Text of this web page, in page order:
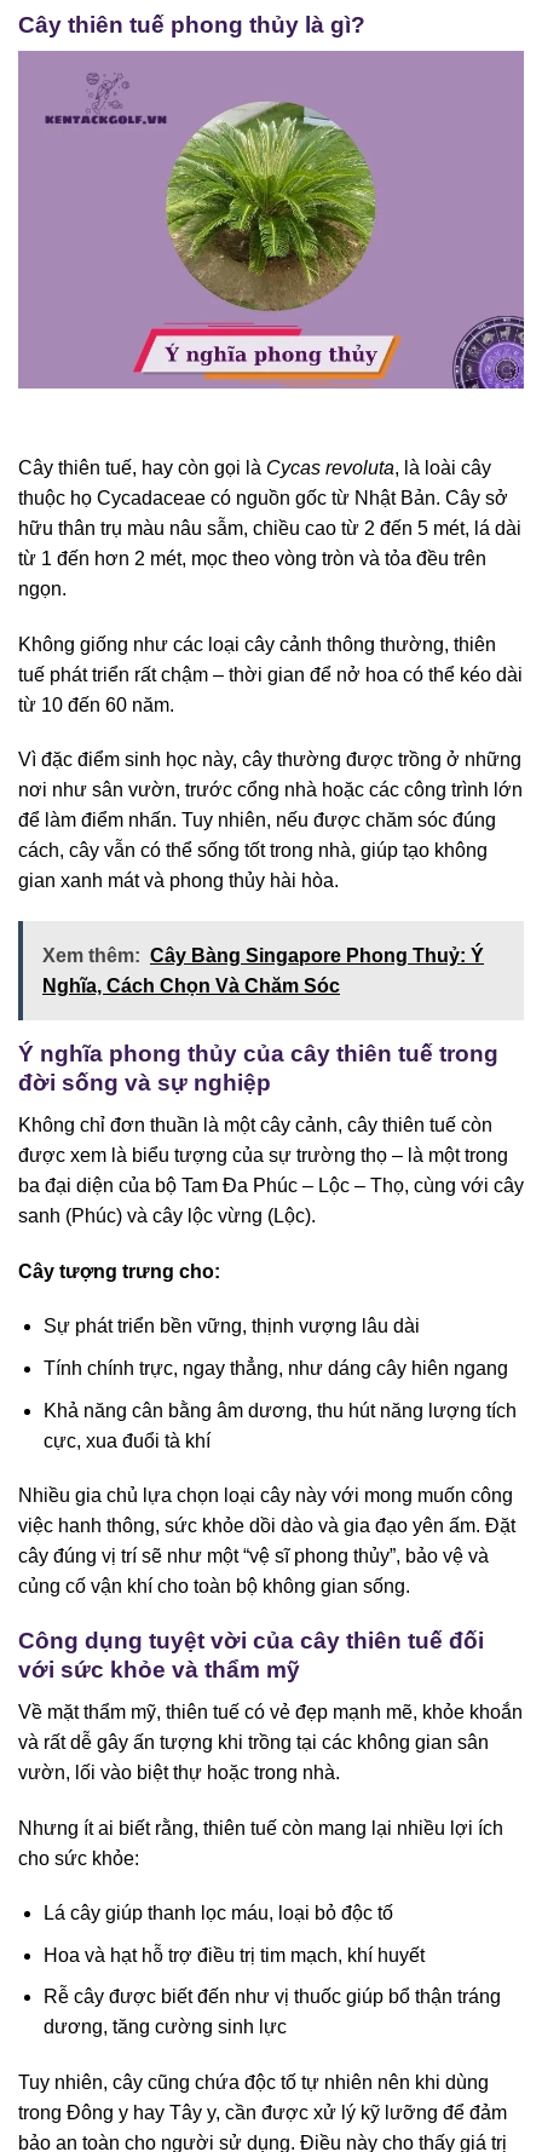
Cây thiên tuế phong thủy là gì?
Cây thiên tuế, hay còn gọi là Cycas revoluta, là loài cây
thuộc họ Cycadaceae có nguồn gốc từ Nhật Bản. Cây sở
hữu thân trụ màu nâu sẫm, chiều cao từ 2 đến 5 mét, lá dài
từ 1 đến hơn 2 mét, mọc theo vòng tròn và tỏa đều trên
ngọn.
Không giống như các loại cây cảnh thông thường, thiên
tuế phát triển rất chậm – thời gian để nở hoa có thể kéo dài
từ 10 đến 60 năm.
Vì đặc điểm sinh học này, cây thường được trồng ở những
nơi như sân vườn, trước cổng nhà hoặc các công trình lớn
để làm điểm nhấn. Tuy nhiên, nếu được chăm sóc đúng
cách, cây vẫn có thể sống tốt trong nhà, giúp tạo không
gian xanh mát và phong thủy hài hòa.
Xem thêm: Cây Bàng Singapore Phong Thuỷ: Ý
Nghĩa, Cách Chọn Và Chăm Sóc
Ý nghĩa phong thủy của cây thiên tuế trong
đời sống và sự nghiệp
Không chỉ đơn thuần là một cây cảnh, cây thiên tuế còn
được xem là biểu tượng của sự trường thọ – là một trong
ba đại diện của bộ Tam Đa Phúc – Lộc – Thọ, cùng với cây
sanh (Phúc) và cây lộc vừng (Lộc).
Cây tượng trưng cho:
Sự phát triển bền vững, thịnh vượng lâu dài
Tính chính trực, ngay thẳng, như dáng cây hiên ngang
Khả năng cân bằng âm dương, thu hút năng lượng tích
cực, xua đuổi tà khí
Nhiều gia chủ lựa chọn loại cây này với mong muốn công
việc hanh thông, sức khỏe dồi dào và gia đạo yên ấm. Đặt
cây đúng vị trí sẽ như một “vệ sĩ phong thủy”, bảo vệ và
củng cố vận khí cho toàn bộ không gian sống.
Công dụng tuyệt vời của cây thiên tuế đối
với sức khỏe và thẩm mỹ
Về mặt thẩm mỹ, thiên tuế có vẻ đẹp mạnh mẽ, khỏe khoắn
và rất dễ gây ấn tượng khi trồng tại các không gian sân
vườn, lối vào biệt thự hoặc trong nhà.
Nhưng ít ai biết rằng, thiên tuế còn mang lại nhiều lợi ích
cho sức khỏe:
Lá cây giúp thanh lọc máu, loại bỏ độc tố
Hoa và hạt hỗ trợ điều trị tim mạch, khí huyết
Rễ cây được biết đến như vị thuốc giúp bổ thận tráng
dương, tăng cường sinh lực
Tuy nhiên, cây cũng chứa độc tố tự nhiên nên khi dùng
trong Đông y hay Tây y, cần được xử lý kỹ lưỡng để đảm
bảo an toàn cho người sử dụng. Điều này cho thấy giá trị